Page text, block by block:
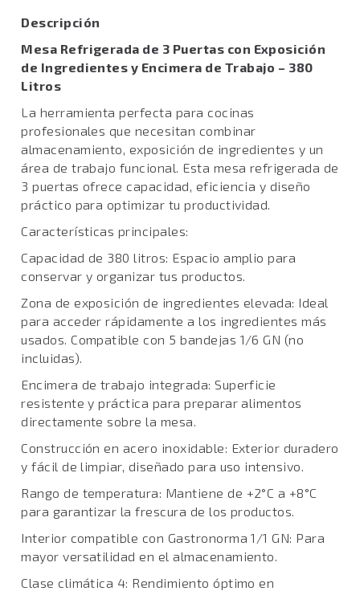
Descripción
Mesa Refrigerada de 3 Puertas con Exposición
de Ingredientes y Encimera de Trabajo – 380
Litros
La herramienta perfecta para cocinas
profesionales que necesitan combinar
almacenamiento, exposición de ingredientes y un
área de trabajo funcional. Esta mesa refrigerada de
3 puertas ofrece capacidad, eficiencia y diseño
práctico para optimizar tu productividad.
Características principales:
Capacidad de 380 litros: Espacio amplio para
conservar y organizar tus productos.
Zona de exposición de ingredientes elevada: Ideal
para acceder rápidamente a los ingredientes más
usados. Compatible con 5 bandejas 1/6 GN (no
incluidas).
Encimera de trabajo integrada: Superficie
resistente y práctica para preparar alimentos
directamente sobre la mesa.
Construcción en acero inoxidable: Exterior duradero
y fácil de limpiar, diseñado para uso intensivo.
Rango de temperatura: Mantiene de +2°C a +8°C
para garantizar la frescura de los productos.
Interior compatible con Gastronorma 1/1 GN: Para
mayor versatilidad en el almacenamiento.
Clase climática 4: Rendimiento óptimo en